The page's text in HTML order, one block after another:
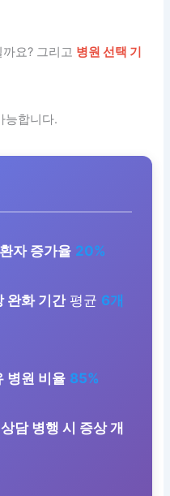
까요? 그리고 병원 선택 기
능합니다.
자 증가율 20%
완화 기간평균 6개
병원 비율 85%
담 병행 시 증상 개